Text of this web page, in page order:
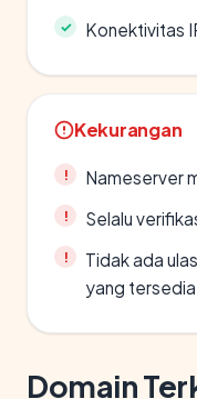
Konektivitas
Kekurangan
Nameserver
Selalu
Tidak ada
yang tersedia
Domain